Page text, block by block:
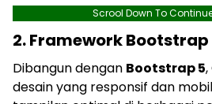
Scrool Down To
2. Framework Bootstrap
Dibangun dengan Bootstrap 5
desain yang responsif dan